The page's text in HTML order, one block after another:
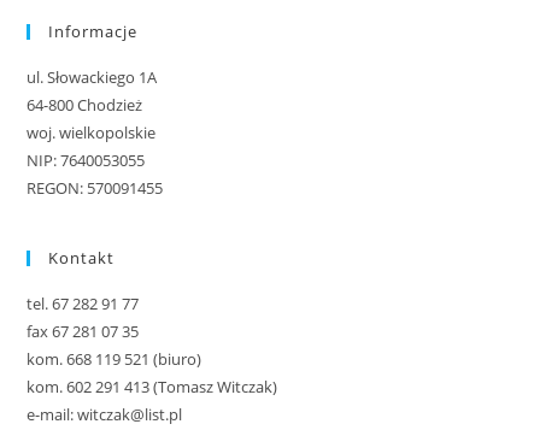
Informacje
ul. Słowackiego 1A
64-800 Chodzież
woj. wielkopolskie
NIP: 7640053055
REGON: 570091455
Kontakt
tel. 67 282 91 77
fax 67 281 07 35
kom. 668 119 521 (biuro)
kom. 602 291 413 (Tomasz Witczak)
e-mail: witczak@list.pl